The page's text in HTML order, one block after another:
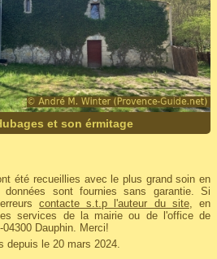
et son érmitage
été recueillies avec le plus grand soin en
données sont fournies sans garantie. Si
contacte s.t.p l'auteur du site, en
services de la mairie ou de l'office de
Dauphin. Merci!
depuis le 20 mars 2024.